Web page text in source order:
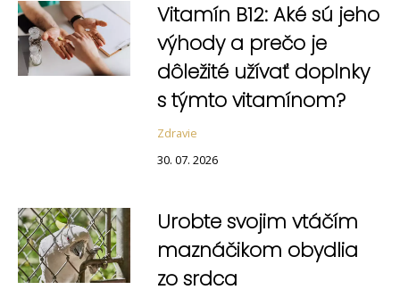
Vitamín B12: Aké sú jeho
výhody a prečo je
dôležité užívať doplnky
s týmto vitamínom?
Zdravie
30. 07. 2026
Urobte svojim vtáčím
maznáčikom obydlia
zo srdca